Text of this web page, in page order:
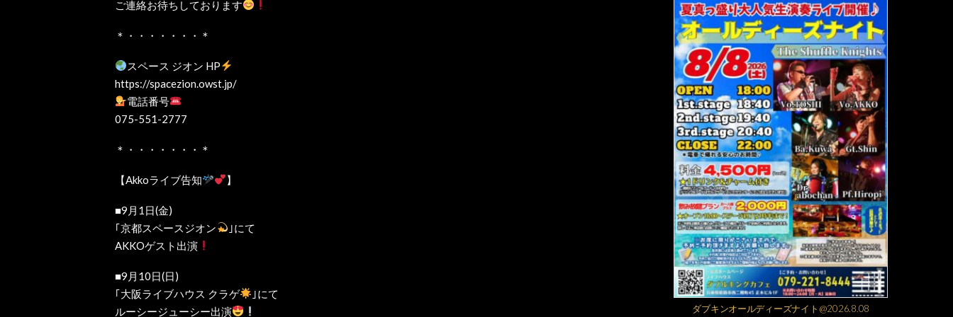
ご連絡お待ちしております
＊・・・・・・・＊
スペース ジオン HP
https://spacezion.owst.jp/
電話番号
075-551-2777
＊・・・・・・・＊
【Akkoライブ告知 】
■9月1日(金)
｢京都スペースジオン
｣にて
AKKOゲスト出演
■9月10日(日)
｢大阪ライブハウス クラゲ
｣にて
ルーシージューシー出演
ダブキンオールディーズナイト@2026.8.08